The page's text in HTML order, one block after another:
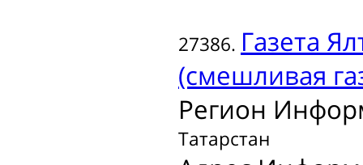
27386. Газета
(смешливая
Регион
Татарстан